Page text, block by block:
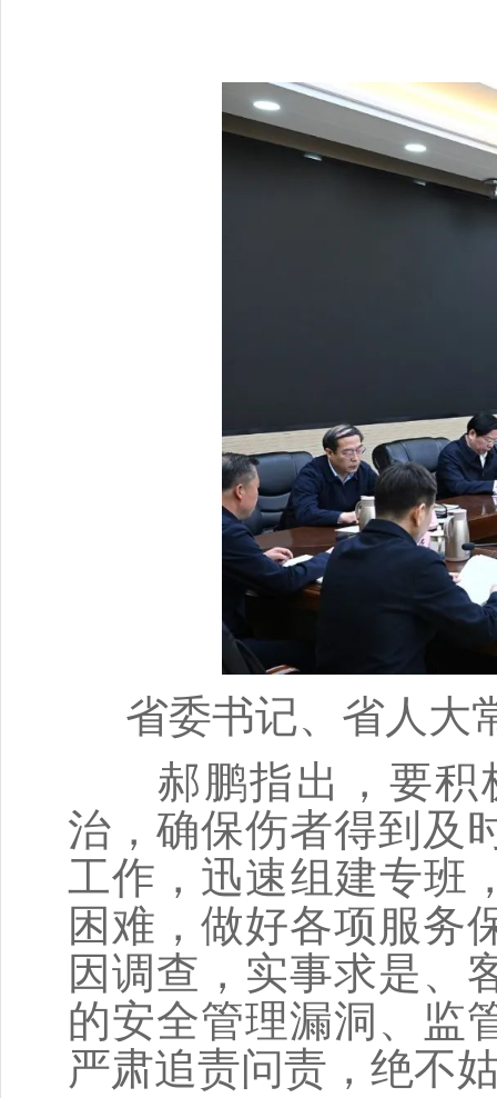
省委书记、省人大
郝鹏指出，要积
治，确保伤者得到及
工作，迅速组建专班
困难，做好各项服务
因调查，实事求是、
的安全管理漏洞、监
严肃追责问责，绝不